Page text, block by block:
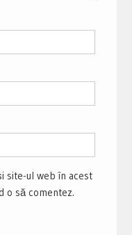
site-ul web în acest
o să comentez.